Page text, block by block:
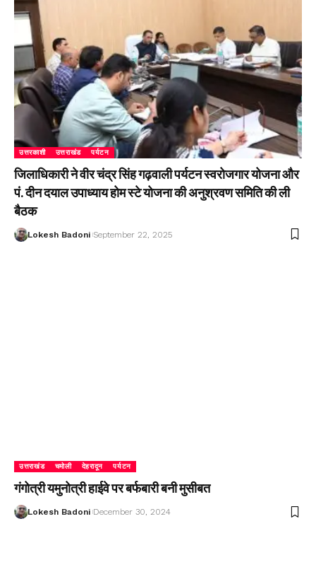
उत्तरकाशी उत्तराखंड पर्यटन
जिलाधिकारी ने वीर चंद्र सिंह गढ़वाली पर्यटन स्वरोजगार योजना और
पं. दीन दयाल उपाध्याय होम स्टे योजना की अनुश्रवण समिति की ली
बैठक
Lokesh Badoni September 22, 2025
उत्तराखंड चमोली देहरादून पर्यटन
गंगोत्री यमुनोत्री हाईवे पर बर्फबारी बनी मुसीबत
Lokesh Badoni December 30, 2024